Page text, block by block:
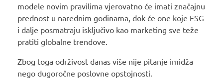
modele novim pravilima vjerovatno će imati značajnu
prednost u narednim godinama, dok će one koje ESG
i dalje posmatraju isključivo kao marketing sve teže
pratiti globalne trendove.
Zbog toga održivost danas više nije pitanje imidža
nego dugoročne poslovne opstojnosti.